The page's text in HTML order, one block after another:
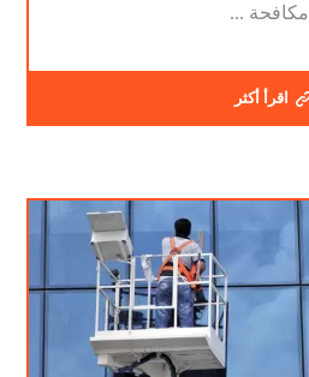
مكافحة ...
اقرأ أكثر